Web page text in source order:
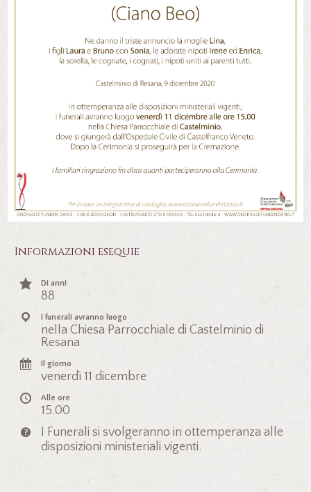
Informazioni esequie
Di anni
88
I funerali avranno luogo
nella Chiesa Parrocchiale di Castelminio di
Resana
Il giorno
venerdì 11 dicembre
Alle ore
15.00
I Funerali si svolgeranno in ottemperanza alle
disposizioni ministeriali vigenti.